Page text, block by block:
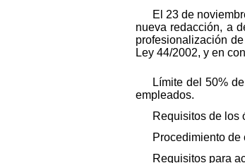
El 23 de
nueva redacción, a
profesionalización
Ley 44/2002, y en
Límite del 50%
empleados.
Requisitos de los
Procedimiento
Requisitos para